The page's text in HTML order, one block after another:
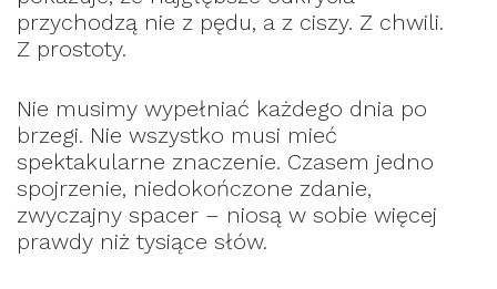
przychodzą nie z pędu, a z ciszy. Z chwili.
Z prostoty.
Nie musimy wypełniać każdego dnia po
brzegi. Nie wszystko musi mieć
spektakularne znaczenie. Czasem jedno
spojrzenie, niedokończone zdanie,
zwyczajny spacer – niosą w sobie więcej
prawdy niż tysiące słów.